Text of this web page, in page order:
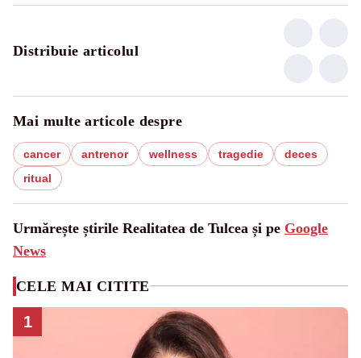
Distribuie articolul
Mai multe articole despre
cancer antrenor wellness tragedie
deces
ritual
Urmărește știrile Realitatea de Tulcea și pe Google
News
CELE MAI CITITE
1